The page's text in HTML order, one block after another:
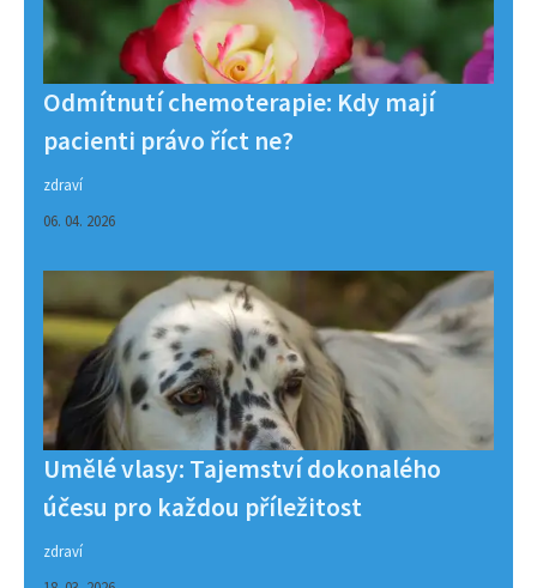
Odmítnutí chemoterapie: Kdy mají
pacienti právo říct ne?
zdraví
06. 04. 2026
Umělé vlasy: Tajemství dokonalého
účesu pro každou příležitost
zdraví